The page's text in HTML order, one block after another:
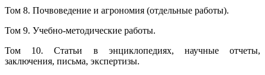
Том 8. Почвоведение и агрономия (отдельные работы).
Том 9. Учебно-методические работы.
Том 10. Статьи в энциклопедиях, научные отчеты,
заключения, письма, экспертизы.